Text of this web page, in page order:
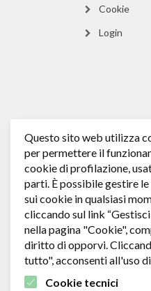
Cookie
Login
Questo sito web utilizza
per permettere il
cookie di profilazione,
parti. È possibile gestire
sui cookie in qualsiasi
cliccando sul link
nella pagina "Cookie",
diritto di opporvi.
tutto", acconsenti all'uso
Cookie tecnici